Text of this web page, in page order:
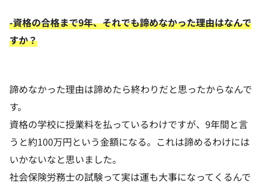
-資格の合格まで9年、それでも諦めなかった理由はなんで
すか？
諦めなかった理由は諦めたら終わりだと思ったからなんで
す。
資格の学校に授業料を払っているわけですが、9年間と言
うと約100万円という金額になる。これは諦めるわけには
いかないなと思いました。
社会保険労務士の試験って実は運も大事になってくるんで